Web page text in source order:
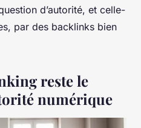
d’autorité, et celle-
par des backlinks bien
reste le
numérique